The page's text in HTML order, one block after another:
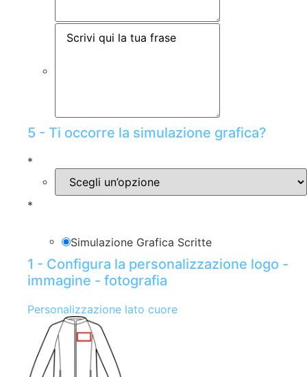
5 - Ti occorre la simulazione grafica?
*
*
Simulazione Grafica Scritte
1 - Configura la personalizzazione logo -
immagine - fotografia
Personalizzazione lato cuore